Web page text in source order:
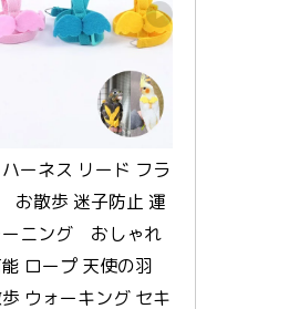
ーネス リード フラ
お散歩 迷子防止 運
ニング　おしゃれ
ロープ 天使の羽
ウォーキング セキ